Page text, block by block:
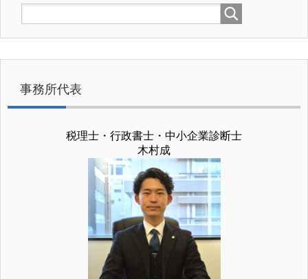
事務所代表
税理士・行政書士・中小企業診断士
木村成